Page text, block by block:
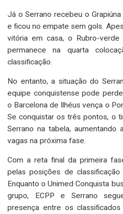
Já o Serrano recebeu o
e ficou no empate sem gols.
vitória em casa, o Rubro-
permanece na quarta
classificação.
No entanto, a situação do
equipe conquistense pode
o Barcelona de Ilhéus vença o
Se conquistar os três pontos, o
Serrano na tabela, aumentando
vagas na próxima fase.
Com a reta final da primeira
pelas posições de
Enquanto o Unimed Conquista
grupo, ECPP e Serrano
presença entre os